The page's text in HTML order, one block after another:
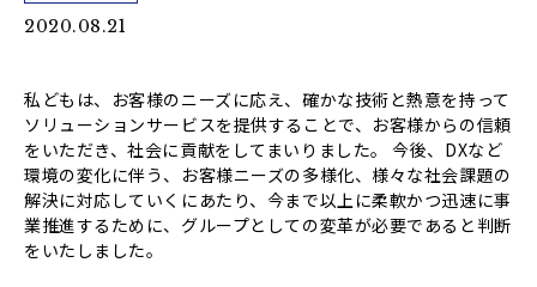
2020.08.21
私どもは、お客様のニーズに応え、確かな技術と熱意を持って
ソリューションサービスを提供することで、お客様からの信頼
をいただき、社会に貢献をしてまいりました。 今後、DXなど
環境の変化に伴う、お客様ニーズの多様化、様々な社会課題の
解決に対応していくにあたり、今まで以上に柔軟かつ迅速に事
業推進するために、グループとしての変革が必要であると判断
をいたしました。